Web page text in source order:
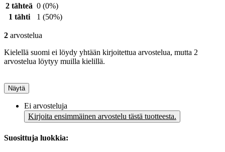
2 tähteä 0 (0%)
1 tähti
1 (50%)
2 arvostelua
Kielellä suomi ei löydy yhtään kirjoitettua arvostelua, mutta 2
arvostelua löytyy muilla kielillä.
Näytä
Ei arvosteluja
Kirjoita ensimmäinen arvostelu tästä tuotteesta.
Suosittuja luokkia: